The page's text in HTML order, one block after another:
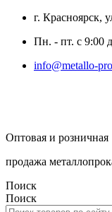
г. Красноярск,
Пн. - пт. с 9:00
info@metallo-
Оптовая и розничная
продажа
Поиск
Поиск